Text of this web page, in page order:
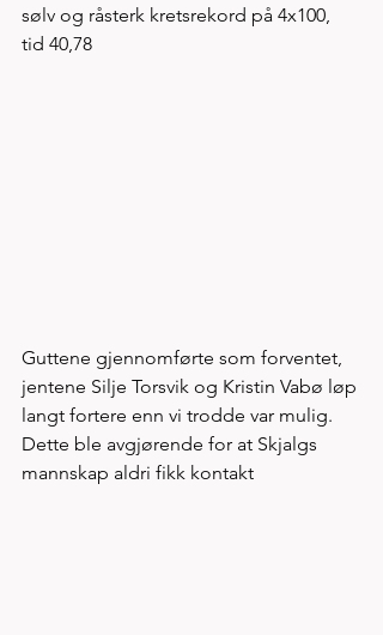
sølv og råsterk kretsrekord på 4x100,
tid 40,78
Guttene gjennomførte som forventet,
jentene Silje Torsvik og Kristin Vabø løp
langt fortere enn vi trodde var mulig.
Dette ble avgjørende for at Skjalgs
mannskap aldri fikk kontakt